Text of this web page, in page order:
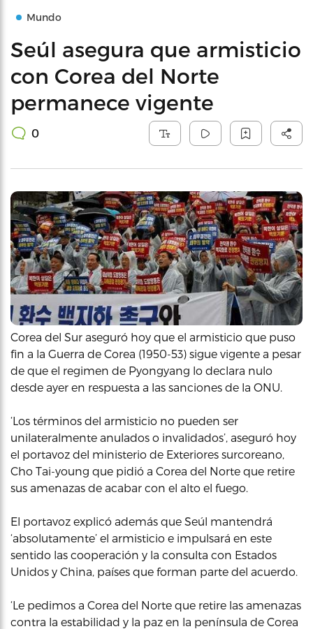
Mundo
Seúl asegura que armisticio
con Corea del Norte
permanece vigente
0
Corea del Sur aseguró hoy que el armisticio que puso
fin a la Guerra de Corea (1950-53) sigue vigente a pesar
de que el regimen de Pyongyang lo declara nulo
desde ayer en respuesta a las sanciones de la ONU.
‘Los términos del armisticio no pueden ser
unilateralmente anulados o invalidados’, aseguró hoy
el portavoz del ministerio de Exteriores surcoreano,
Cho Tai-young que pidió a Corea del Norte que retire
sus amenazas de acabar con el alto el fuego.
El portavoz explicó además que Seúl mantendrá
‘absolutamente’ el armisticio e impulsará en este
sentido las cooperación y la consulta con Estados
Unidos y China, países que forman parte del acuerdo.
‘Le pedimos a Corea del Norte que retire las amenazas
contra la estabilidad y la paz en la península de Corea